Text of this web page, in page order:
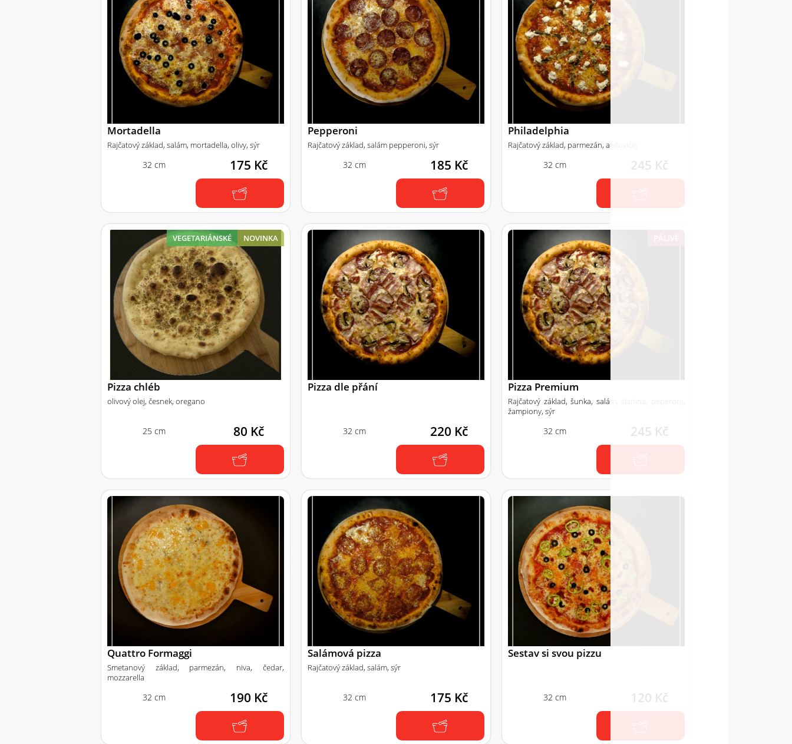
Mortadella
Rajčatový základ, salám, mortadella, olivy, sýr
32 cm 175 Kč
Pepperoni
Rajčatový základ, salám pepperoni, sýr
32 cm 185 Kč
Philadelphia
Rajčatový základ, parmezán, ančovičky
32 cm 245 Kč
NOVINKA
VEGETARIÁNSKÉ
Pizza chléb
olivový olej, česnek, oregano
25 cm 80 Kč
Pizza dle přání
32 cm 220 Kč
Pizza Premium
Rajčatový základ, šunka, salám, slanina, peperoni,
žampiony, sýr
32 cm 245 Kč
Quattro Formaggi
Smetanový základ, parmezán, niva, čedar,
mozzarella
32 cm 190 Kč
Salámová pizza
Rajčatový základ, salám, sýr
32 cm 175 Kč
Sestav si svou pizzu
32 cm 120 Kč